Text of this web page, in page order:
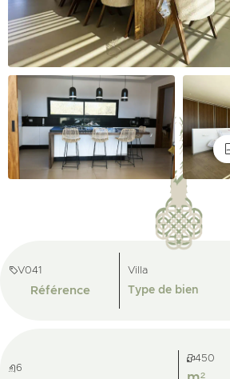
V041
Référence
Villa
Type de bien
6
450